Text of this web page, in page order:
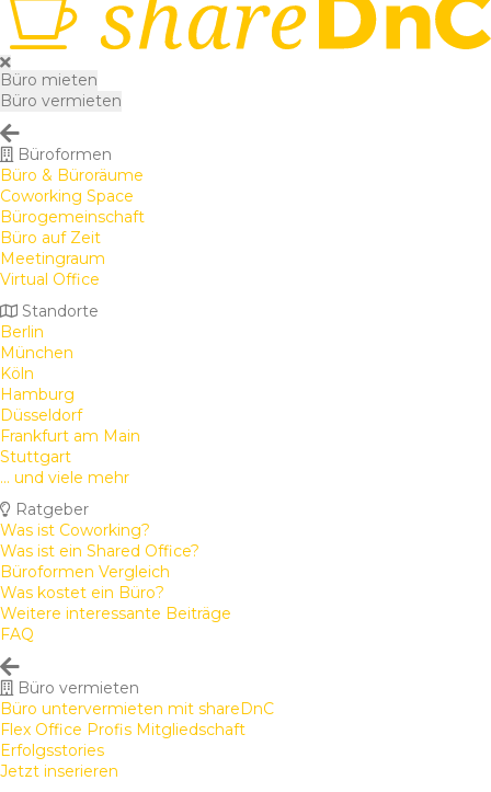
Büro mieten
Büro vermieten
Büroformen
Büro & Büroräume
Coworking Space
Bürogemeinschaft
Büro auf Zeit
Meetingraum
Virtual Office
Standorte
Berlin
München
Köln
Hamburg
Düsseldorf
Frankfurt am Main
Stuttgart
... und viele mehr
Ratgeber
Was ist Coworking?
Was ist ein Shared Office?
Büroformen Vergleich
Was kostet ein Büro?
Weitere interessante Beiträge
FAQ
Büro vermieten
Büro untervermieten mit shareDnC
Flex Office Profis Mitgliedschaft
Erfolgsstories
Jetzt inserieren